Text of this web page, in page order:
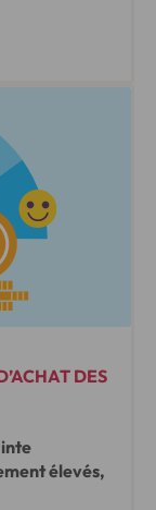
DES
élevés,